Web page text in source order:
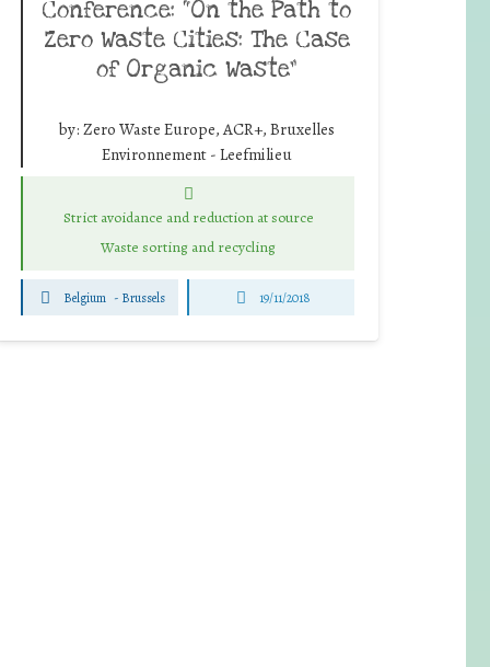
Conference: “On the Path to
Zero Waste Cities: The Case
of Organic Waste”
by: Zero Waste Europe, ACR+, Bruxelles
Environnement - Leefmilieu
Strict avoidance and reduction at source
Waste sorting and recycling
Belgium - Brussels 19/11/2018